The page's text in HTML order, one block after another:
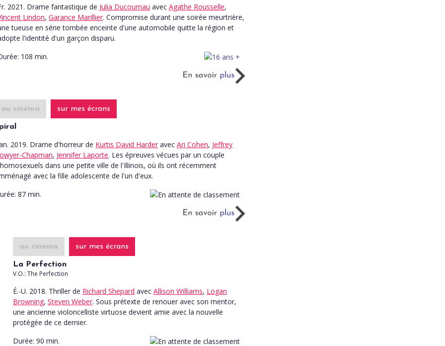
2021. Drame fantastique de Julia Ducournau avec Agathe Rousselle,
Lindon, Garance Marillier. Compromise durant une soirée meurtrière,
tueuse en série tombée enceinte d'une automobile quitte la région et
l'identité d'un garçon disparu.
108 min.
au cinéma sur mes écrans
2019. Drame d'horreur de Kurtis David Harder avec Ari Cohen, Jeffrey
Chapman, Jennifer Laporte. Les épreuves vécues par un couple
dans une petite ville de l'Illinois, où ils ont récemment
avec la fille adolescente de l'un d'eux.
87 min.
au cinéma sur mes écrans
La Perfection
V.O.: The Perfection
É.-U. 2018. Thriller de Richard Shepard avec Allison Williams, Logan
Browning, Steven Weber. Sous prétexte de renouer avec son mentor,
une ancienne violoncelliste virtuose devient amie avec la nouvelle
protégée de ce dernier.
Durée: 90 min.